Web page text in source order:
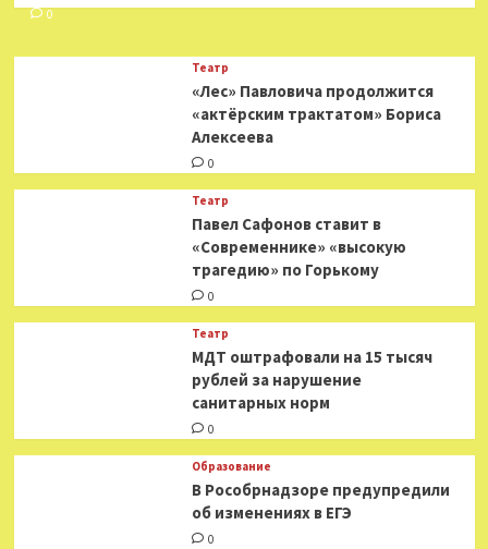
0
Театр
«Лес» Павловича продолжится
«актёрским трактатом» Бориса
Алексеева
0
Театр
Павел Сафонов ставит в
«Современнике» «высокую
трагедию» по Горькому
0
Театр
МДТ оштрафовали на 15 тысяч
рублей за нарушение
санитарных норм
0
Образование
В Рособрнадзоре предупредили
об изменениях в ЕГЭ
0